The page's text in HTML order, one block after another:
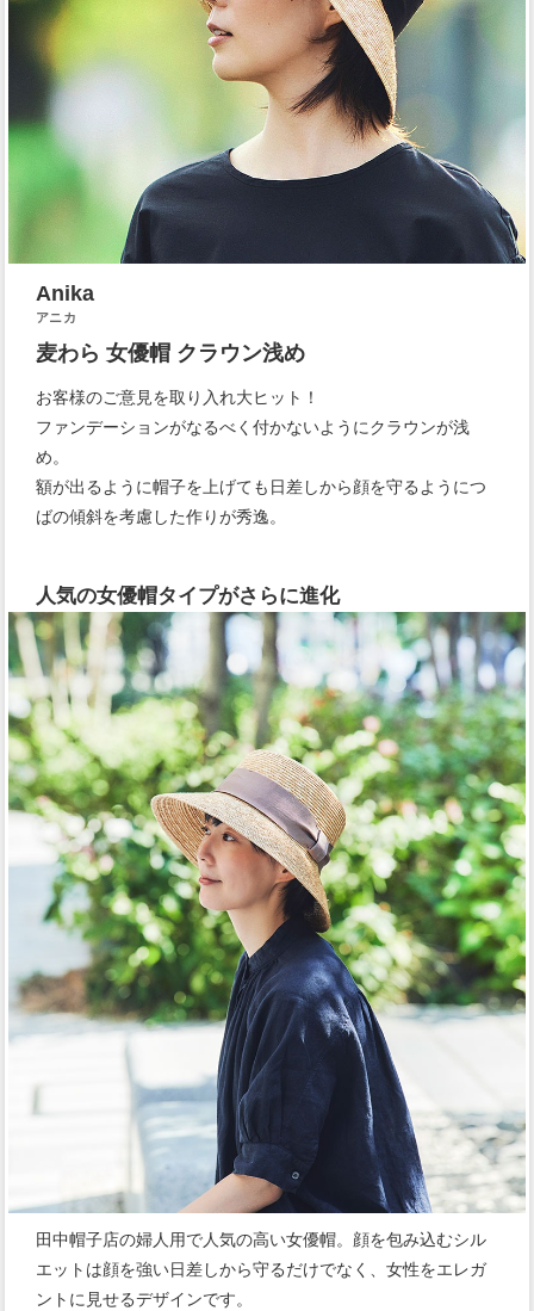
Anika
アニカ
麦わら 女優帽 クラウン浅め
お客様のご意見を取り入れ大ヒット！
ファンデーションがなるべく付かないようにクラウンが浅
め。
額が出るように帽子を上げても日差しから顔を守るようにつ
ばの傾斜を考慮した作りが秀逸。
人気の女優帽タイプがさらに進化
田中帽子店の婦人用で人気の高い女優帽。顔を包み込むシル
エットは顔を強い日差しから守るだけでなく、女性をエレガ
ントに見せるデザインです。